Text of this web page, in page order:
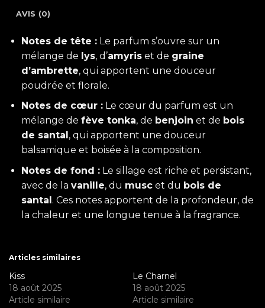
AVIS (0)
Notes de tête :Le parfum s’ouvre sur un
mélange de lys, d’amyriset de graine
d’ambrette, qui apportent une douceur
poudrée et florale.
Notes de cœur :Le cœur du parfum est un
mélange de fève tonka, de benjoin et de bois
de santal , qui apportent une douceur
balsamique et boisée à la composition.
Notes de fond :Le sillage est riche et persistant,
avec de la vanille, du muscet du bois de
santal. Ces notes apportent de la profondeur, de
la chaleur et une longue tenue à la fragrance.
Articles similaires
Kiss
18 août 2025
Article similaire
Le Charnel
18 août 2025
Article similaire